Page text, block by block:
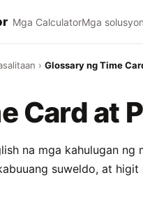
Mga CalculatorMga solusyon
› Glossary ng Time
Card at
na mga kahulugan
suweldo, at higit